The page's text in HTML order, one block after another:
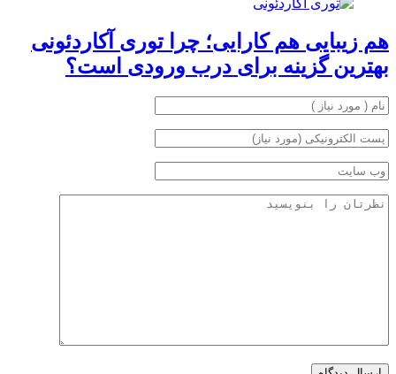
هم زیبایی هم کارایی؛ چرا توری آکاردئونی
بهترین گزینه برای درب ورودی است؟